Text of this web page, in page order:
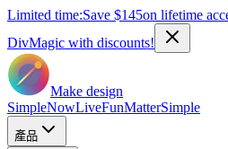
Limited time:Save $145on lifetime
DivMagic with discounts!
Make design
SimpleNowLiveFunMatterSimple
產品